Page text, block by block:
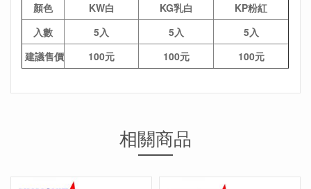
顏色
KW白 KG乳白
KP粉紅
入數
5入 5入
5入
建議售價
100元 100元 100元
相關商品